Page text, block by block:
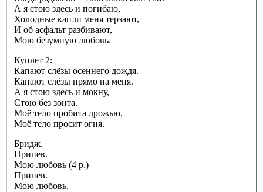
А я стою здесь и погибаю,
Холодные капли меня терзают,
И об асфальт разбивают,
Мою безумную любовь.
Куплет 2:
Капают слёзы осеннего дождя.
Капают слёзы прямо на меня.
А я стою здесь и мокну,
Стою без зонта.
Моё тело пробита дрожью,
Моё тело просит огня.
Бридж.
Припев.
Мою любовь (4 р.)
Припев.
Мою любовь.